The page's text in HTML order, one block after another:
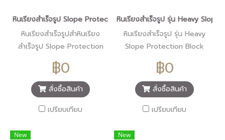
หินเรียงสำเร็จรูป Slope Protection Block (บล็อกกันหน้าดิน)/แมทเ
หินเรียงสำเร็จรูปสำหินเรียง
สำเร็จรูป Slope Protection
Block สามารถใช้แทนหินเรียง
การตกแต่งแนวขอบแม่น้ำ เป็น
แนวเขื่อนกันคลื่นทะเล การ
ป้องกันแนวสะพานและท่อระบาย
น้ำ
฿0
สั่งซื้อสินค้า
เปรียบเทียบ
หินเรียงสำเร็จรูป รุ่น Heavy
หินเรียงสำเร็จรูป รุ่น Heavy
Slope Protection Block
Heavy สามารถใช้แทนหินเรียง
การตกแต่งแนวขอบแม่น้ำ เป็น
แนวเขื่อนกันคลื่นทะเล การ
ป้องกันแนวสะพานและท่อระบาย
น้ำ ใช้สำหรับงานแม่นำ้หรือ แหล่ง
฿0
สั่งซื้อสินค้า
เปรียบเทียบ
New New